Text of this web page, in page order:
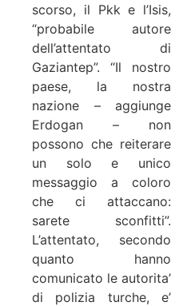
scorso, il Pkk e l’Isis,
“probabile autore
dell’attentato di
Gaziantep”. “Il nostro
paese, la nostra
nazione – aggiunge
Erdogan – non
possono che reiterare
un solo e unico
messaggio a coloro
che ci attaccano:
sarete sconfitti”.
L’attentato, secondo
quanto hanno
comunicato le autorita’
di polizia turche, e’